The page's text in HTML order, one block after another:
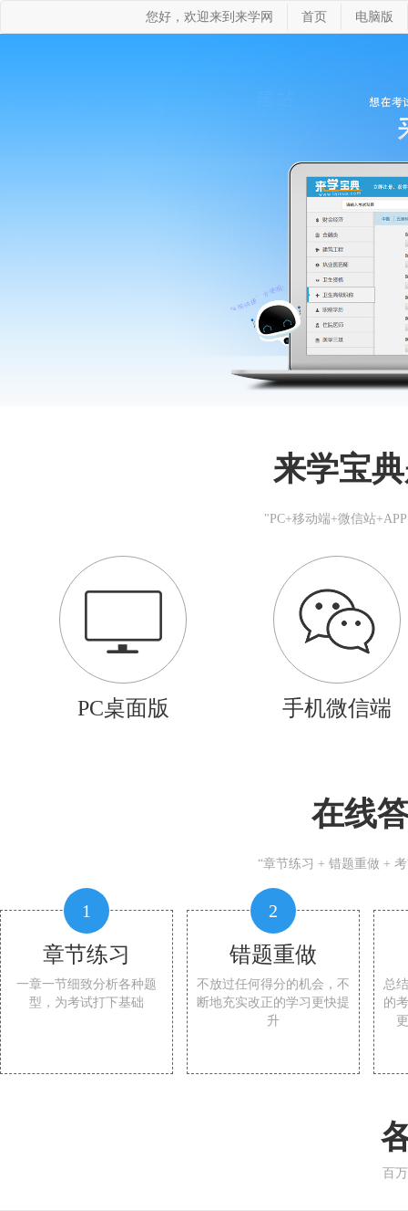
您好，欢迎来到来学网 首页 电脑版
来学宝
"PC+移动端+微信站
PC桌面版 手机微信端
在线
“章节练习 + 错题重做 +
1
章节练习
一章一节细致分析各种题
型，为考试打下基础
2
错题重做
不放过任何得分的机会，不
断地充实改正的学习更快提
升
总
的
百